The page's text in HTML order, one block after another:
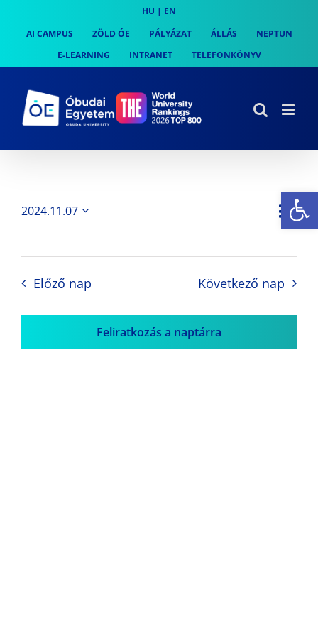
content
HU | EN
AI CAMPUS
ZÖLD ÓE PÁLYÁZAT ÁLLÁS
NEPTUN
E-LEARNING
INTRANET TELEFONKÖNYV
Nap
2024.11.07
Előző nap Következő nap
Feliratkozás a naptárra